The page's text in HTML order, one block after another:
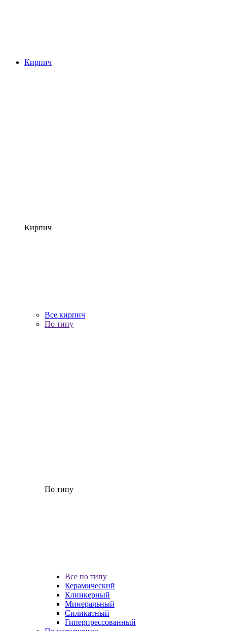
Кирпич
Кирпич
Все кирпич
По типу
По типу
Все по типу
Керамический
Клинкерный
Минеральный
Силикатный
Гиперпрессованный